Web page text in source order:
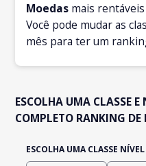
Moedas mais rentáveis
Você pode mudar as
mês para ter um
ESCOLHA UMA CLASSE
COMPLETO RANKING DE
ESCOLHA UMA CLASSE NÍVEL